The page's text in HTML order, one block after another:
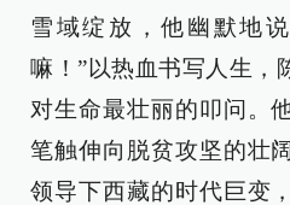
雪域绽放，他幽默地
嘛！”以热血书写人生，
对生命最壮丽的叩问。
笔触伸向脱贫攻坚的壮
领导下西藏的时代巨变